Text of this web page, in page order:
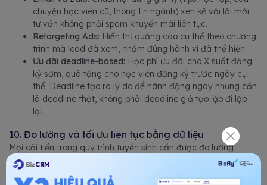
chuyện học viên cũ, thông tin ngành) xen kẽ với lời mời
tư vấn không phải spam khuyến mãi liên tục.
Retargeting Ads: Hiển thị quảng cáo cụ thể theo chương
trình mà lead đã xem, nhắm đúng hành vi đã thể hiện.
Ưu đãi deadline-based: Học phí ưu đãi cho X suất đăng
ký sớm, quà tặng cho học viên đăng ký trước ngày cụ
thể. Deadline tạo ra lý do để hành động ngay nhưng cần
là deadline thật, không phải deadline giả tạo lặp đi lặp
lại.
10. Đo lường và tối ưu liên tục bằng dữ liệu
Mọi cải tiến trong quy trình tuyển sinh cần được đo lường
không chỉ đo kết quả cuối (số học viên nhập học), mà đo từng
bước chuyển đổi trong pipeline.